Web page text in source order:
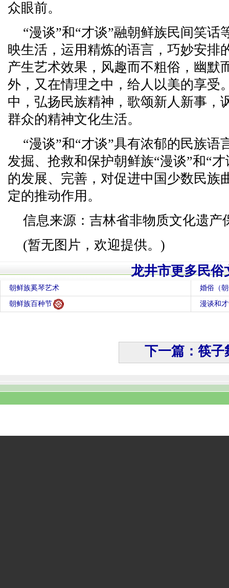
众眼前。
“漫谈”和“才谈”融朝鲜族民间笑话
映生活，运用精炼的语言，巧妙安排
产生艺术效果，风趣而不粗俗，幽默
外，又在情理之中，给人以美的享受
中，弘扬民族精神，歌颂新人新事，
群众的精神文化生活。
“漫谈”和“才谈”具有浓郁的民族语
发掘、抢救和保护朝鲜族“漫谈”和“
的发展、完善，对促进中国少数民族
定的推动作用。
信息来源：吉林省非物质文化遗产
(暂无图片，欢迎提供。)
龙井市更多民俗
朝鲜族奚琴艺术 婚俗（
朝鲜族百种节 漫谈和
下一篇：筷子